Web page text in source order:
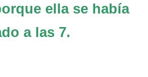
ella se había
a las 7.